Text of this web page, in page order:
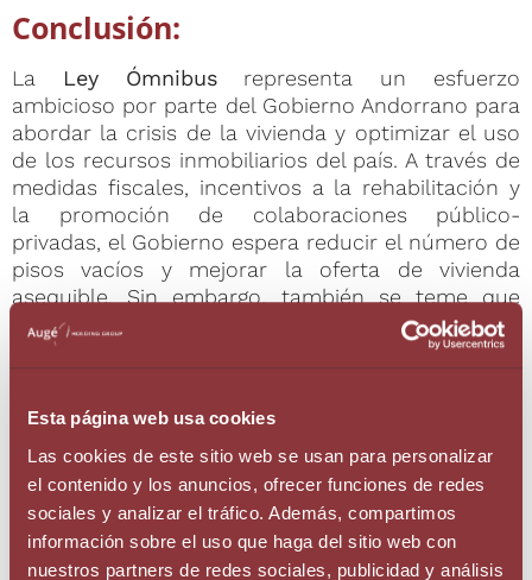
Esta página web usa cookies
Las cookies de este sitio web se usan para personalizar
el contenido y los anuncios, ofrecer funciones de redes
sociales y analizar el tráfico. Además, compartimos
información sobre el uso que haga del sitio web con
nuestros partners de redes sociales, publicidad y análisis
Conclusión:
La Ley Ómnibusrepresenta un esfuerzo
ambicioso por parte del Gobierno Andorrano para
abordar la crisis de la vivienda y optimizar el uso
de los recursos inmobiliarios del país. A través de
medidas fiscales, incentivos a la rehabilitación y
la promoción de colaboraciones público-
privadas, el Gobierno espera reducir el número de
pisos vacíos y mejorar la oferta de vivienda
asequible. Sin embargo, también se teme que
esta iniciativa legislativa pueda generar el efecto
contrario, ya que la «sobre intervención» del
restrinjan la oferta de producto inmobiliario en la
mayoría de las jurisdicciones que han tomado
medidas de esta naturaleza. En cualquier caso,
será necesario estar atentos al texto final de la
norma y a las consecuencias de su aplicación
práctica.